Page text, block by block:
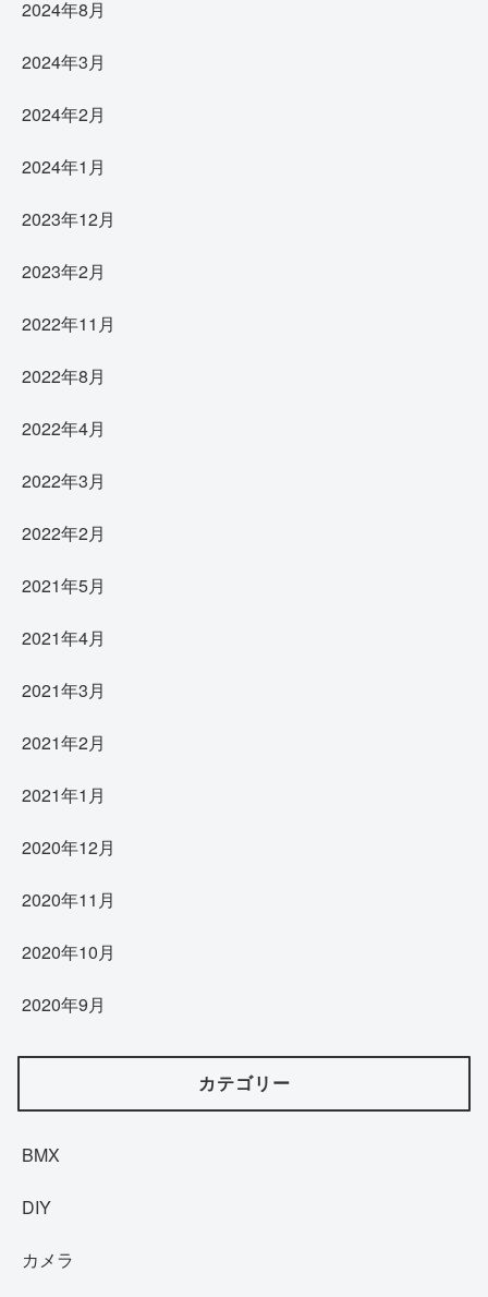
2024年8月
2024年3月
2024年2月
2024年1月
2023年12月
2023年2月
2022年11月
2022年8月
2022年4月
2022年3月
2022年2月
2021年5月
2021年4月
2021年3月
2021年2月
2021年1月
2020年12月
2020年11月
2020年10月
2020年9月
カテゴリー
BMX
DIY
カメラ